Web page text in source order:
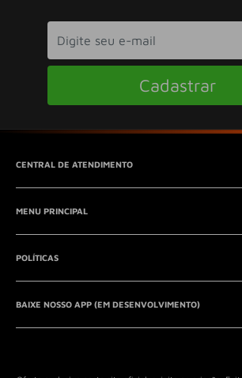
Cadastrar
CENTRAL DE ATENDIMENTO
E-mail:
Telefone:41 8761-7286
MENU PRINCIPAL
Início
Catálogo
Entrar em contato
QUEM SOMOS?
POLÍTICAS
Aviso Legal
Política de Privacidade
Política de Reembolso
Termos de Serviço
BAIXE NOSSO APP (EM DESENVOLVIMENTO)